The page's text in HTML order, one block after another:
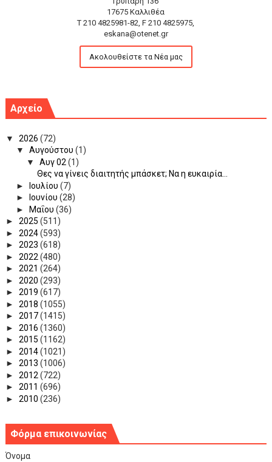
17675 Καλλιθέα
T 210 4825981-82, F 210 4825975,
eskana@otenet.gr
Ακολουθείστε τα Νέα μας
Αρχείο
▼ 2026 (72)
▼ Αυγούστου (1)
▼ Αυγ 02 (1)
Θες να γίνεις διαιτητής μπάσκετ; Να η ευκαιρία...
►
Ιουλίου (7)
►
Ιουνίου (28)
►
Μαΐου (36)
► 2025 (511)
► 2024(593)
► 2023 (618)
► 2022 (480)
► 2021 (264)
► 2020 (293)
► 2019 (617)
► 2018 (1055)
► 2017(1415)
► 2016 (1360)
► 2015 (1162)
► 2014(1021)
► 2013 (1006)
► 2012 (722)
► 2011 (696)
► 2010 (236)
Φόρμα επικοινωνίας
Όνομα